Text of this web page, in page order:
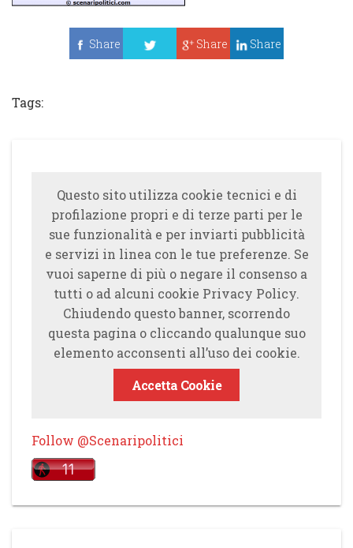
Share
Share Share
Tags:
Questo sito utilizza cookie tecnici e di
profilazione propri e di terze parti per le
sue funzionalità e per inviarti pubblicità
e servizi in linea con le tue preferenze. Se
vuoi saperne di più o negare il consenso a
tutti o ad alcuni cookie Privacy Policy.
Chiudendo questo banner, scorrendo
questa pagina o cliccando qualunque suo
elemento acconsenti all’uso dei cookie.
Accetta Cookie
Follow @Scenaripolitici